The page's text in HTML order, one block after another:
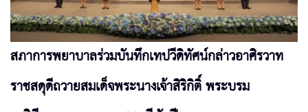
สภาการพยาบาลร่วมบันทึกเทปวีดิทัศน์กล่าวอาศิรวาท
ราชสดุดีถวายสมเด็จพระนางเจ้าสิริกิติ์ พระบรม